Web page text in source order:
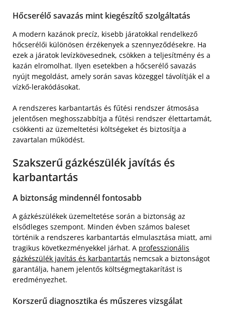
Hőcserélő savazás mint kiegészítő szolgáltatás
A modern kazánok precíz, kisebb járatokkal rendelkező
hőcserélői különösen érzékenyek a szennyeződésekre. Ha
ezek a járatok levízkövesednek, csökken a teljesítmény és a
kazán elromolhat. Ilyen esetekben a hőcserélő savazás
nyújt megoldást, amely során savas közeggel távolítják el a
vízkő-lerakódásokat.
A rendszeres karbantartás és fűtési rendszer átmosása
jelentősen meghosszabbítja a fűtési rendszer élettartamát,
csökkenti az üzemeltetési költségeket és biztosítja a
zavartalan működést.
Szakszerű gázkészülék javítás és
karbantartás
A biztonság mindennél fontosabb
A gázkészülékek üzemeltetése során a biztonság az
elsődleges szempont. Minden évben számos baleset
történik a rendszeres karbantartás elmulasztása miatt, ami
tragikus következményekkel járhat. A professzionális
gázkészülék javítás és karbantartás nemcsak a biztonságot
garantálja, hanem jelentős költségmegtakarítást is
eredményezhet.
Korszerű diagnosztika és műszeres vizsgálat